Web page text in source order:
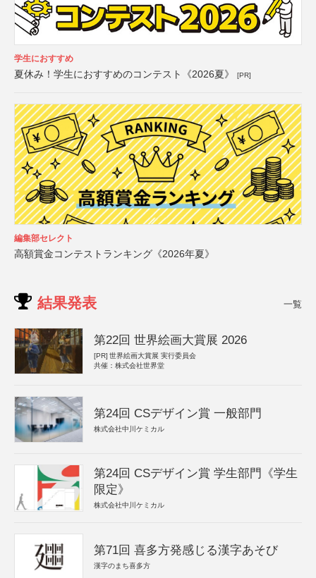
学生におすすめ
夏休み！学生におすすめのコンテスト《2026夏》 [PR]
編集部セレクト
高額賞金コンテストランキング《2026年夏》
結果発表 一覧
第22回 世界絵画大賞展 2026
[PR] 世界絵画大賞展 実行委員会
共催：株式会社世界堂
第24回 CSデザイン賞 一般部門
株式会社中川ケミカル
第24回 CSデザイン賞 学生部門《学生
限定》
株式会社中川ケミカル
第71回 喜多方発感じる漢字あそび
漢字のまち喜多方